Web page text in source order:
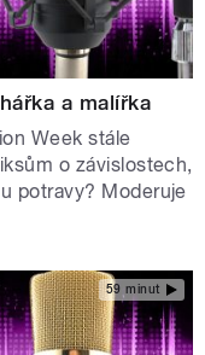
a malířka
Week stále
o závislostech,
potravy? Moderuje
59 minut